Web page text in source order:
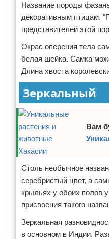
Название породы
декоративным птицам.
представителей этой
Окрас оперения тела
белая шейка. Самка
Длина хвоста
Зеркальный
Вам
Столь необычное
серебристый цвет, а
крыльях у обоих полов
присвоения такого
Зеркальная
в основном в Индии.